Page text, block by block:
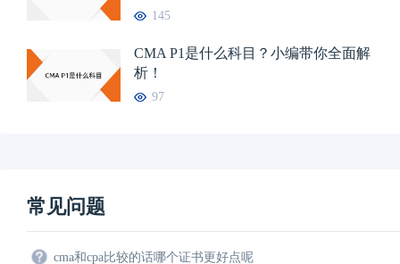
145
CMA P1是什么科目？小编带你全面解
析！
97
常见问题
cma和cpa比较的话哪个证书更好点呢